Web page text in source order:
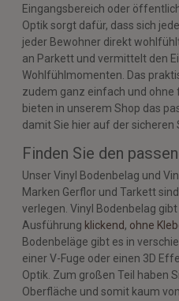
Eingangsbereich oder
Optik sorgt dafür, dass sich
jeder Bewohner direkt
an Parkett und vermittelt den
Wohlfühlmomenten. Das
zudem ganz einfach und ohne
bieten in unserem Shop das
damit Sie hier auf der sicheren
Finden Sie den
Unser Vinyl Bodenbelag und
Marken Gerflor und Tarkett
verlegen. Vinyl Bodenbelag
Ausführung klickend, ohne
Bodenbeläge gibt es in
einer V-Fuge oder einen 3D
Optik. Zum großen Teil haben
Oberfläche und somit kaum